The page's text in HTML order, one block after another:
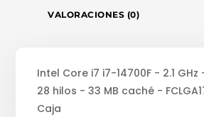
VALORACIONES (0)
Intel Core i7 i7-14700F - 2.1
28 hilos - 33 MB caché -
Caja